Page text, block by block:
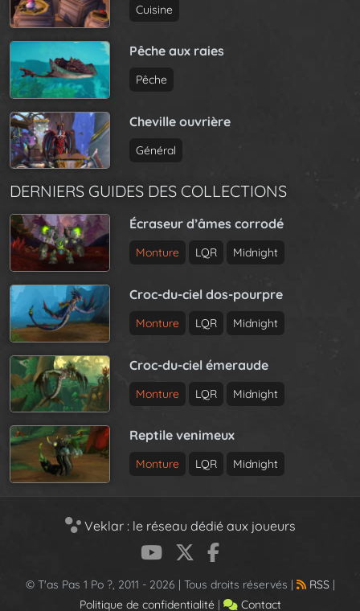
Cuisine
Pêche aux raies
Pêche
Cheville ouvrière
Général
DERNIERS GUIDES DES COLLECTIONS
Écraseur d’âmes corrodé
Monture LQR Midnight
Croc-du-ciel dos-pourpre
Monture LQR Midnight
Croc-du-ciel émeraude
Monture LQR Midnight
Reptile venimeux
Monture LQR Midnight
Veklar : le réseau dédié aux joueurs
© T'as Pas 1 Po ?, 2011 - 2026 | Tous droits réservés | RSS|
Politique de confidentialité| Contact